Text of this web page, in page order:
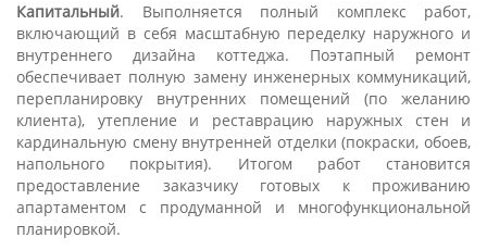
Капитальный. Выполняется полный комплекс работ,
включающий в себя масштабную переделку наружного и
внутреннего дизайна коттеджа. Поэтапный ремонт
обеспечивает полную замену инженерных коммуникаций,
перепланировку внутренних помещений (по желанию
клиента), утепление и реставрацию наружных стен и
кардинальную смену внутренней отделки (покраски, обоев,
напольного покрытия). Итогом работ становится
предоставление заказчику готовых к проживанию
апартаментом с продуманной и многофункциональной
планировкой.